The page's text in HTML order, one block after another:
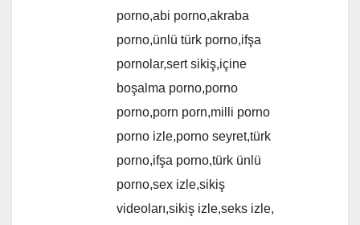
porno,abi porno,akraba
porno,ünlü türk porno,ifşa
pornolar,sert sikiş,içine
boşalma porno,porno
porno,porn porn,milli porno
porno izle,porno seyret,türk
porno,ifşa porno,türk ünlü
porno,sex izle,sikiş
videoları,sikiş izle,seks izle,